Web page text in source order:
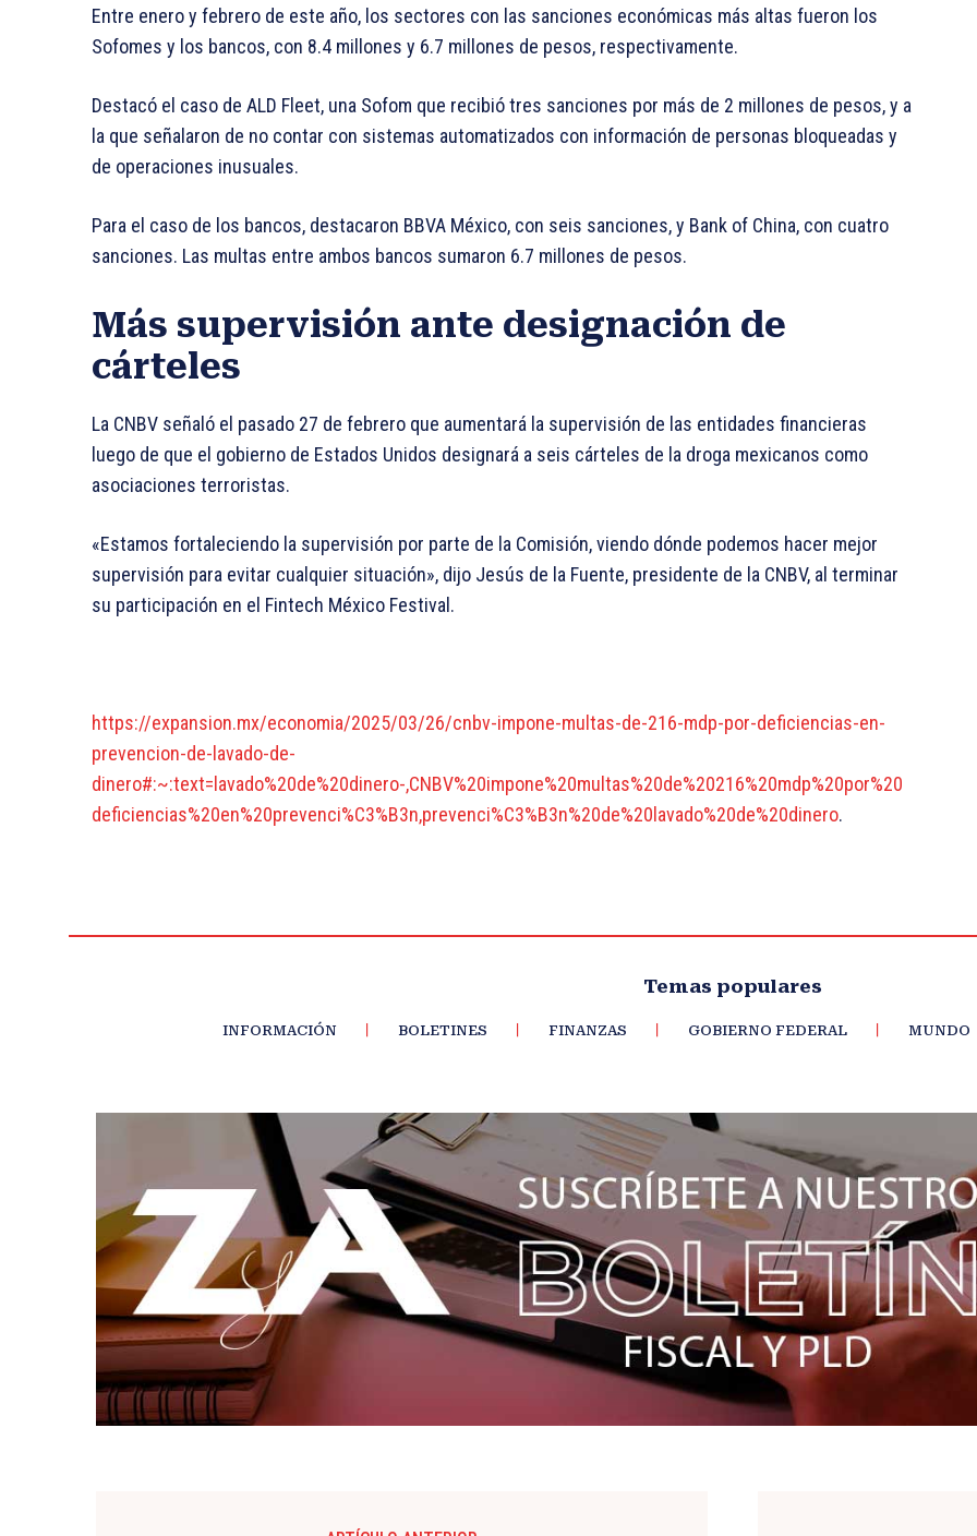
Entre enero y febrero de este año, los sectores con las sanciones económicas más altas fueron los
Sofomes y los bancos, con 8.4 millones y 6.7 millones de pesos, respectivamente.
Destacó el caso de ALD Fleet, una Sofom que recibió tres sanciones por más de 2 millones de pesos, y a
la que señalaron de no contar con sistemas automatizados con información de personas bloqueadas y
de operaciones inusuales.
Para el caso de los bancos, destacaron BBVA México, con seis sanciones, y Bank of China, con cuatro
sanciones. Las multas entre ambos bancos sumaron 6.7 millones de pesos.
Más supervisión ante designación de
cárteles
La CNBV señaló el pasado 27 de febrero que aumentará la supervisión de las entidades financieras
luego de que el gobierno de Estados Unidos designará a seis cárteles de la droga mexicanos como
asociaciones terroristas.
«Estamos fortaleciendo la supervisión por parte de la Comisión, viendo dónde podemos hacer mejor
supervisión para evitar cualquier situación», dijo Jesús de la Fuente, presidente de la CNBV, al terminar
su participación en el Fintech México Festival.
https://expansion.mx/economia/2025/03/26/cnbv-impone-multas-de-216-mdp-por-deficiencias-en-
prevencion-de-lavado-de-
dinero#:~:text=lavado%20de%20dinero-,CNBV%20impone%20multas%20de%20216%20mdp%20por%20
deficiencias%20en%20prevenci%C3%B3n,prevenci%C3%B3n%20de%20lavado%20de%20dinero.
Temas populares
INFORMACIÓN BOLETINES FINANZAS GOBIERNO FEDERAL MUNDO